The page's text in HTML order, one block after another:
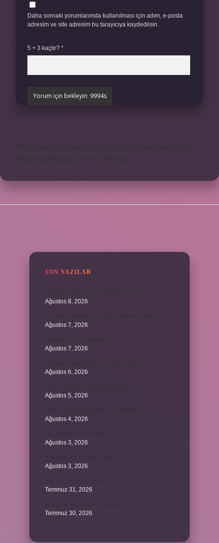
Daha sonraki yorumlarımda kullanılması için adım, e-posta
adresim ve site adresim bu tarayıcıya kaydedilsin.
5 + 3 kaçtır? *
SON YAZILAR
Ağustos 8, 2026
Ağustos 7, 2026
Ağustos 7, 2026
Ağustos 6, 2026
Ağustos 5, 2026
Ağustos 4, 2026
Ağustos 3, 2026
Ağustos 3, 2026
Temmuz 31, 2026
Temmuz 30, 2026